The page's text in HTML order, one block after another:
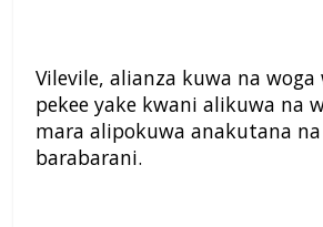
Vilevile, alianza kuwa na
pekee yake kwani alikuwa na
mara alipokuwa anakutana
barabarani.